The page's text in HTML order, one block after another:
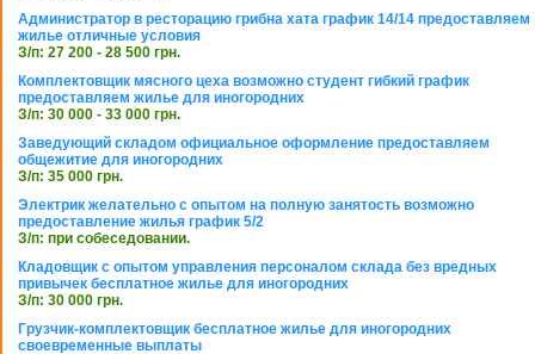
Администратор в ресторацию грибна хата график 14/14 предоставляем
жилье отличные условия
З/п: 27 200 - 28 500 грн.
Комплектовщик мясного цеха возможно студент гибкий график
предоставляем жилье для иногородних
З/п: 30 000 - 33 000 грн.
Заведующий складом официальное оформление предоставляем
общежитие для иногородних
З/п: 35 000 грн.
Электрик желательно с опытом на полную занятость возможно
предоставление жилья график 5/2
З/п: при собеседовании.
Кладовщик с опытом управления персоналом склада без вредных
привычек бесплатное жилье для иногородних
З/п: 30 000 грн.
Грузчик-комплектовщик бесплатное жилье для иногородних
своевременные выплаты